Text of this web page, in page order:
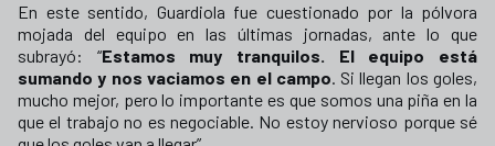
En este sentido, Guardiola fue cuestionado por la pólvora
mojada del equipo en las últimas jornadas, ante lo que
subrayó: “Estamos muy tranquilos. El equipo está
sumando y nos vaciamos en el campo. Si llegan los goles,
mucho mejor, pero lo importante es que somos una piña en la
que el trabajo no es negociable. No estoy nervioso porque sé